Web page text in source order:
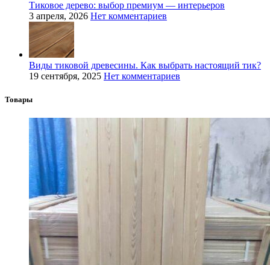
Тиковое дерево: выбор премиум — интерьеров
3 апреля, 2026 Нет комментариев
Виды тиковой древесины. Как выбрать настоящий тик?
19 сентября, 2025 Нет комментариев
Товары